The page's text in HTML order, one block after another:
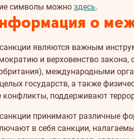
символы можно здесь.
о
являются важным
и верховенство
международными
государств, а также
конфликты, поддерживают
принимают различные
в себя санкции,